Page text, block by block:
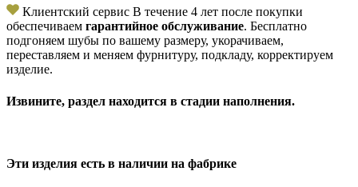
Клиентский сервис В течение 4 лет после покупки
обеспечиваем гарантийное обслуживание. Бесплатно
подгоняем шубы по вашему размеру, укорачиваем,
переставляем и меняем фурнитуру, подкладу, корректируем
изделие.
Извините, раздел находится в стадии наполнения.
Эти изделия есть в наличии на фабрике